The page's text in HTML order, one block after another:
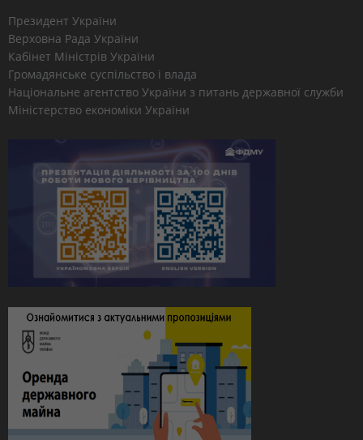
Президент України
Верховна Рада України
Кабінет Міністрів України
Громадянське суспільство і влада
Національне агентство України з питань державної служби
Міністерство економіки України